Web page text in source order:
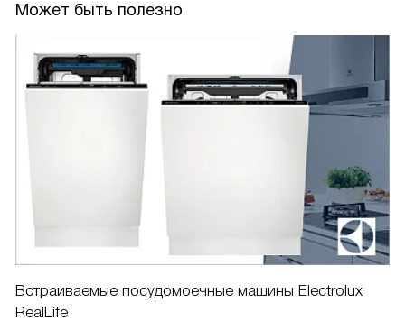
Может быть полезно
Встраиваемые посудомоечные машины Electrolux
RealLife